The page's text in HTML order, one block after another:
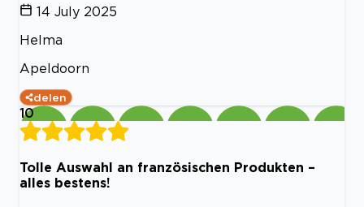
14 July 2025
Helma
Apeldoorn
delen
10
Tolle Auswahl an französischen Produkten –
alles bestens!